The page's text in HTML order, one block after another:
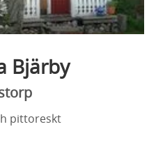
Bjärby
pittoreskt